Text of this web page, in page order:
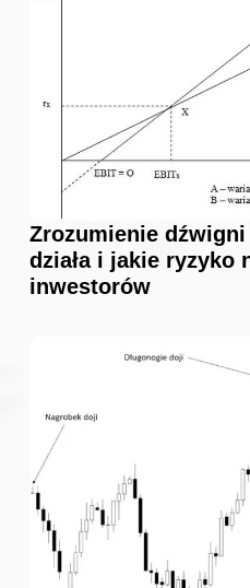
Zrozumienie dźwigni
działa i jakie ryzyko
inwestorów